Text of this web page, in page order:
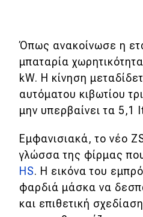
MOTO
Συμβουλές
Χρηστικά
Όπως ανακοίνωσε η
μπαταρία
kW. Η κίνηση
αυτόματου κιβωτίου
μην υπερβαίνει τα 5,1
Εμφανισιακά, το νέο
γλώσσα της φίρμας
HS. H εικόνα του
φαρδιά μάσκα να
και επιθετική